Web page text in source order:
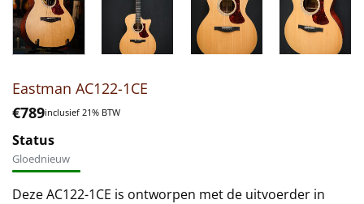
Eastman AC122-1CE
€789inclusief 21% BTW
Status
Gloednieuw
Deze AC122-1CE is ontworpen met de uitvoerder in